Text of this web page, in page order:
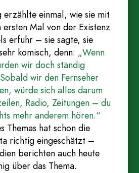
einmal, wie sie mit
ersten Mal von der Existenz
erfuhr – sie sagte, sie
komisch, denn: „Wenn
wir doch ständig
wir den Fernseher
würde sich alles darum
Radio, Zeitungen – du
mehr anderem hören.“
Themas hat schon die
richtig eingeschätzt –
berichten auch heute
über das Thema.